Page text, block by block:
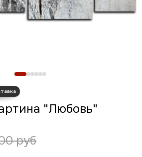
"Любовь"
руб